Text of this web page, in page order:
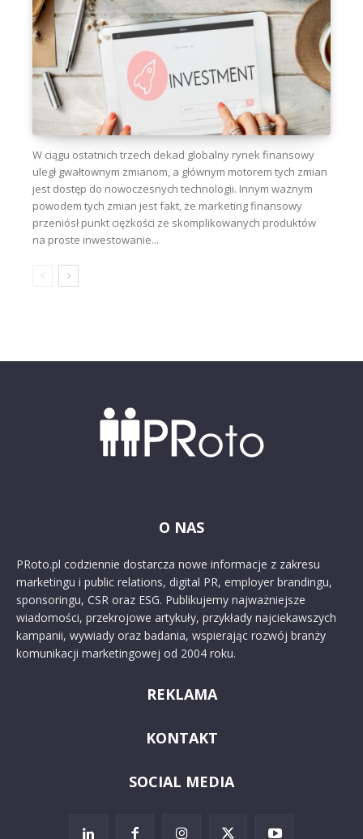
W ciągu ostatnich trzech dekad globalny rynek finansowy
uległ gwałtownym zmianom, a głównym motorem tych zmian
jest dostęp do nowoczesnych technologii. Innym ważnym
powodem tych zmian jest fakt, że marketing finansowy
przeniósł punkt ciężkości ze skomplikowanych produktów
na proste inwestowanie...
O NAS
PRoto.pl codziennie dostarcza nowe informacje z zakresu
marketingu i public relations, digital PR, employer brandingu,
sponsoringu, CSR oraz ESG. Publikujemy najważniejsze
wiadomości, przekrojowe artykuły, przykłady najciekawszych
kampanii, wywiady oraz badania, wspierając rozwój branży
komunikacji marketingowej od 2004 roku.
REKLAMA
KONTAKT
SOCIAL MEDIA